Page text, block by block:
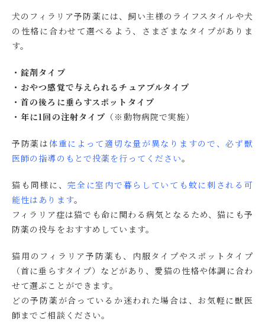
犬のフィラリア予防薬には、飼い主様のライフスタイルや犬
の性格に合わせて選べるよう、さまざまなタイプがありま
す。
・錠剤タイプ
・おやつ感覚で与えられるチュアブルタイプ
・首の後ろに垂らすスポットタイプ
・年に1回の注射タイプ （※動物病院で実施）
予防薬は体重によって適切な量が異なりますので、必ず獣
医師の指導のもとで投薬を行ってください。
猫も同様に、完全に室内で暮らしていても蚊に刺される可
能性はあります。
フィラリア症は猫でも命に関わる病気となるため、猫にも予
防薬の投与をおすすめしています。
猫用のフィラリア予防薬も、内服タイプやスポットタイプ
（首に垂らすタイプ）などがあり、愛猫の性格や体調に合わ
せて選ぶことができます。
どの予防薬が合っているか迷われた場合は、お気軽に獣医
師までご相談ください。